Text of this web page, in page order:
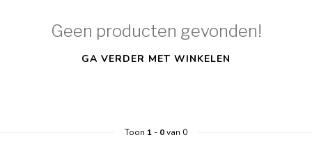
Geen producten gevonden!
GA VERDER MET WINKELEN
Toon 1- 0van 0